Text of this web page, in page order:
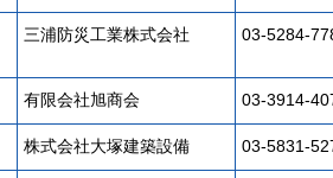
三浦防災工業株式会社 03-5284-
有限会社旭商会 03-3914-
株式会社大塚建築設備 03-5831-